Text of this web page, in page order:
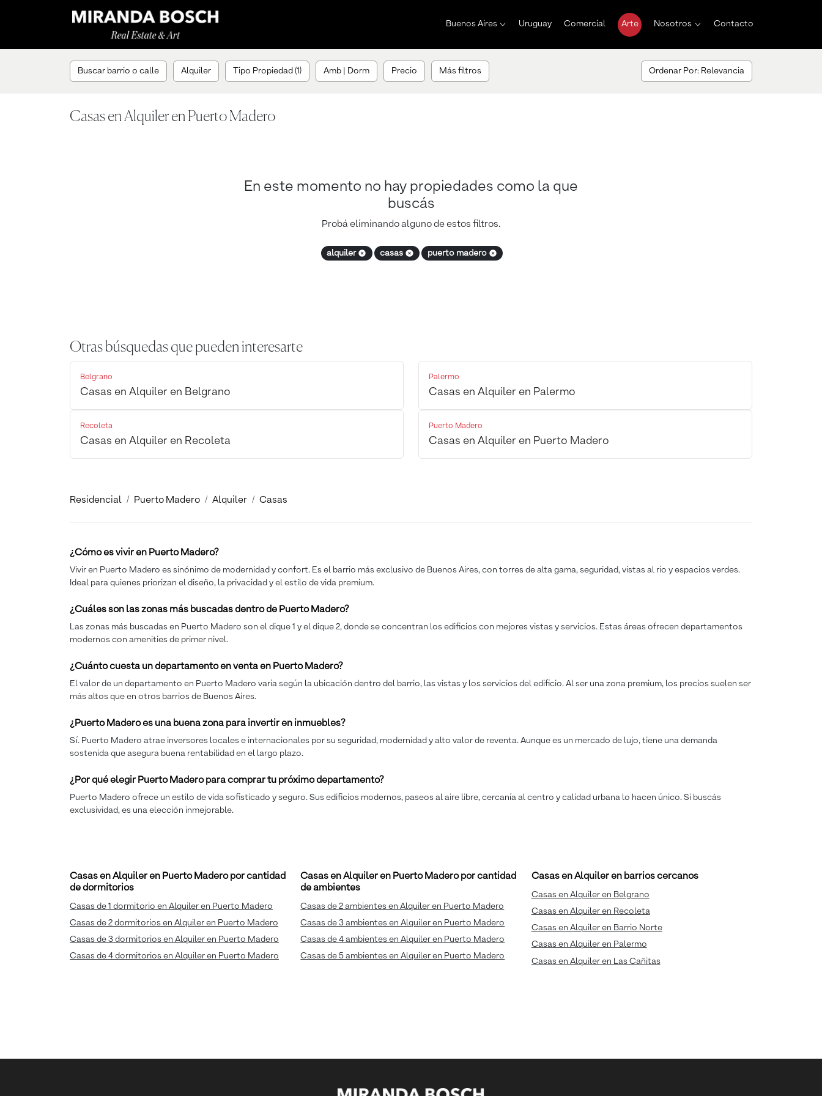
Buenos Aires Uruguay Comercial Arte Nosotros Contacto
Buscar barrio o calle Alquiler Tipo Propiedad (1) Amb | Dorm Precio Más filtros Ordenar Por: Relevancia
Casas en Alquiler en Puerto Madero
En este momento no hay propiedades como la que
buscás
Probá eliminando alguno de estos filtros.
alquiler casas puerto madero
Otras búsquedas que pueden interesarte
Belgrano
Casas en Alquiler en Belgrano
Palermo
Casas en Alquiler en Palermo
Recoleta
Casas en Alquiler en Recoleta
Puerto Madero
Casas en Alquiler en Puerto Madero
Residencial Puerto Madero Alquiler Casas
¿Cómo es vivir en Puerto Madero?
Vivir en Puerto Madero es sinónimo de modernidad y confort. Es el barrio más exclusivo de Buenos Aires, con torres de alta gama, seguridad, vistas al río y espacios verdes.
Ideal para quienes priorizan el diseño, la privacidad y el estilo de vida premium.
¿Cuáles son las zonas más buscadas dentro de Puerto Madero?
Las zonas más buscadas en Puerto Madero son el dique 1 y el dique 2, donde se concentran los edificios con mejores vistas y servicios. Estas áreas ofrecen departamentos
modernos con amenities de primer nivel.
¿Cuánto cuesta un departamento en venta en Puerto Madero?
El valor de un departamento en Puerto Madero varía según la ubicación dentro del barrio, las vistas y los servicios del edificio. Al ser una zona premium, los precios suelen ser
más altos que en otros barrios de Buenos Aires.
¿Puerto Madero es una buena zona para invertir en inmuebles?
Sí. Puerto Madero atrae inversores locales e internacionales por su seguridad, modernidad y alto valor de reventa. Aunque es un mercado de lujo, tiene una demanda
sostenida que asegura buena rentabilidad en el largo plazo.
¿Por qué elegir Puerto Madero para comprar tu próximo departamento?
Puerto Madero ofrece un estilo de vida sofisticado y seguro. Sus edificios modernos, paseos al aire libre, cercanía al centro y calidad urbana lo hacen único. Si buscás
exclusividad, es una elección inmejorable.
Casas en Alquiler en Puerto Madero por cantidad
de dormitorios
Casas de 1 dormitorio en Alquiler en Puerto Madero
Casas de 2 dormitorios en Alquiler en Puerto Madero
Casas de 3 dormitorios en Alquiler en Puerto Madero
Casas de 4 dormitorios en Alquiler en Puerto Madero
Casas en Alquiler en Puerto Madero por cantidad
de ambientes
Casas de 2 ambientes en Alquiler en Puerto Madero
Casas de 3 ambientes en Alquiler en Puerto Madero
Casas de 4 ambientes en Alquiler en Puerto Madero
Casas de 5 ambientes en Alquiler en Puerto Madero
Casas en Alquiler en barrios cercanos
Casas en Alquiler en Belgrano
Casas en Alquiler en Recoleta
Casas en Alquiler en Barrio Norte
Casas en Alquiler en Palermo
Casas en Alquiler en Las Cañitas